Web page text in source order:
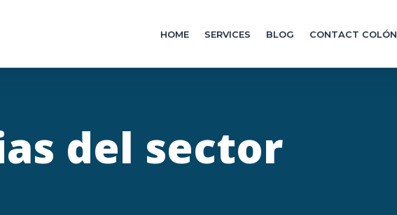
HOME SERVICES BLOG CONTACT COLÓN
del sector